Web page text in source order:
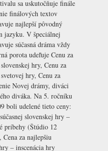
sa uskutočňuje finále
finálových textov
najlepší pôvodný
jazyku. V špeciálnej
súčasná dráma vždy
porota udeľuje Cenu za
hry, Cenu za
hry, Cenu za
Novej drámy, diváci
diváka. Na 5. ročníku
boli udelené tieto ceny:
slovenskej hry –
príbehy (Štúdio 12
za najlepšiu
– inscenácia hry